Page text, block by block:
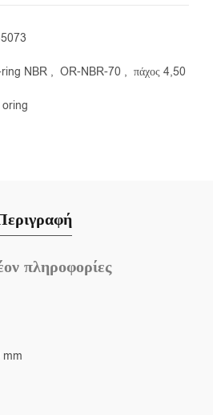
NBR , OR-NBR-70 , πάχος 4,50
oring
πληροφορίες
mm